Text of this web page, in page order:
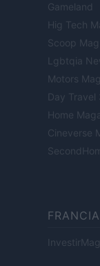
Gameland
Hig Tech
Scoop Mag
Lgbtqia
Motors
Day Travel
Home
Cineverse
FRANCIA
InvestirMag